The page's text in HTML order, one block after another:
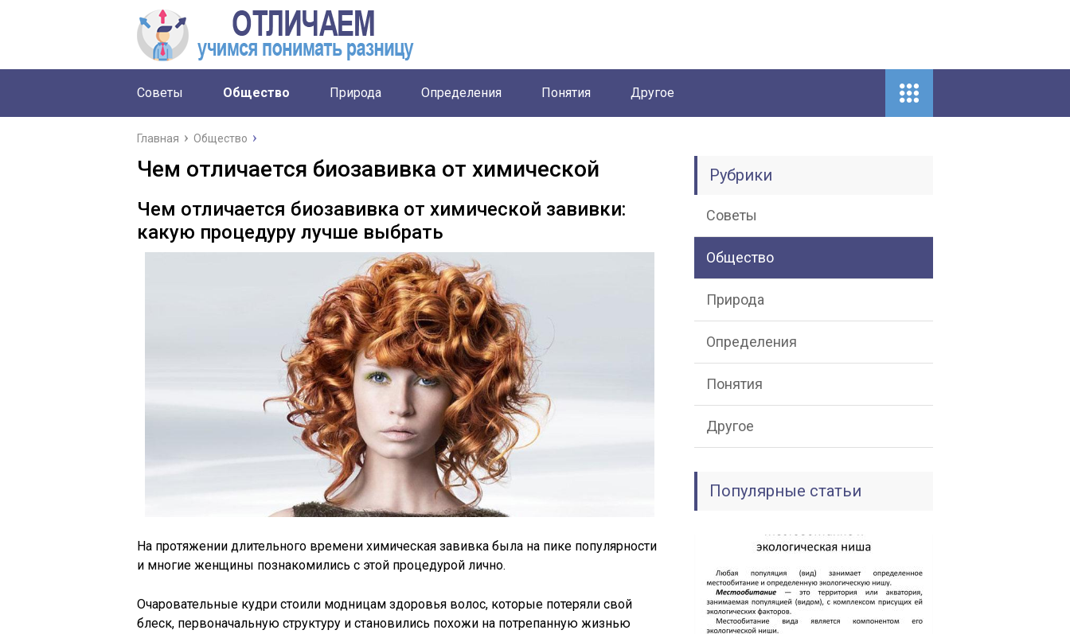
Советы Общество Природа Определения Понятия Другое
Главная Общество
Чем отличается биозавивка от химической
Чем отличается биозавивка от химической завивки:
какую процедуру лучше выбрать
На протяжении длительного времени химическая завивка была на пике популярности
и многие женщины познакомились с этой процедурой лично.
Очаровательные кудри стоили модницам здоровья волос, которые потеряли свой
блеск, первоначальную структуру и становились похожи на потрепанную жизнью
Рубрики
Советы
Общество
Природа
Определения
Понятия
Другое
Популярные статьи